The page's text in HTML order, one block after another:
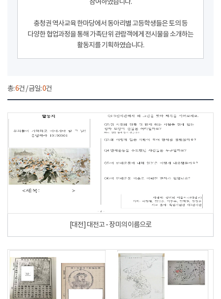
참여하였습니다.
충청권 역사교육 한마당에서 동아리별 고등학생들은 토의 등
다양한 협업과정을 통해 가족단위 관람객에게 전시물을 소개하는
활동지를 기획하였습니다.
총:6건 / 금일:0건
[대전] 대전고 - 장미의 이름으로